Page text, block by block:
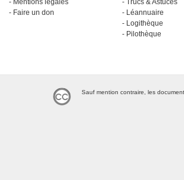
Mentions légales
Faire un don
Trucs & Astuces
Léannuaire
Logithèque
Pilothèque
Sauf mention contraire, les